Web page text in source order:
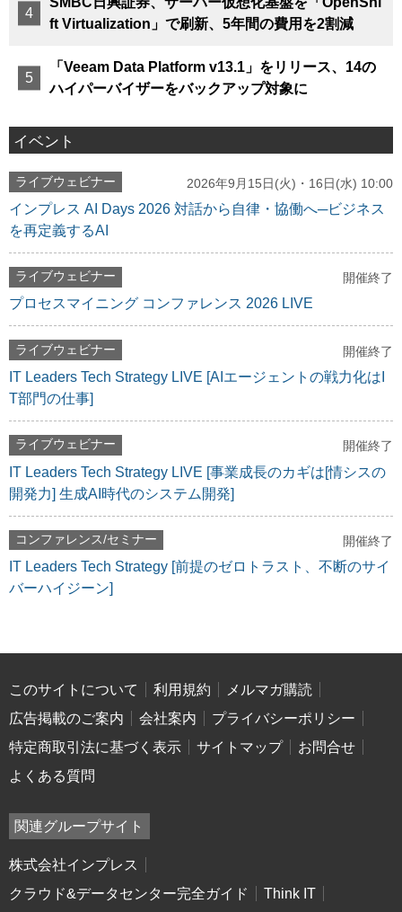
ft Virtualization」で刷新、5年間の費用を2割減
「Veeam Data Platform v13.1」をリリース、14の
ハイパーバイザーをバックアップ対象に
イベント
ライブウェビナー 2026年9月15日(火)・16日(水) 10:00
インプレス AI Days 2026 対話から自律・協働へ─ビジネス
を再定義するAI
ライブウェビナー 開催終了
プロセスマイニング コンファレンス 2026 LIVE
ライブウェビナー 開催終了
IT Leaders Tech Strategy LIVE [AIエージェントの戦力化はI
T部門の仕事]
ライブウェビナー 開催終了
IT Leaders Tech Strategy LIVE [事業成長のカギは[情シスの
開発力] 生成AI時代のシステム開発]
コンファレンス/セミナー 開催終了
IT Leaders Tech Strategy [前提のゼロトラスト、不断のサイ
バーハイジーン]
このサイトについて 利用規約
メルマガ購読
広告掲載のご案内
会社案内
プライバシーポリシー
特定商取引法に基づく表示
サイトマップ
お問合せ
よくある質問
関連グループサイト
株式会社インプレス
クラウド&データセンター完全ガイド
Think IT